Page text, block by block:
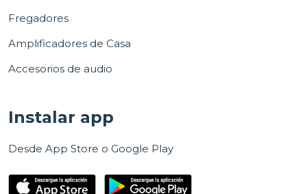
Fregadores
Amplificadores de Casa
Accesorios de audio
Instalar app
Desde App Store o Google Play